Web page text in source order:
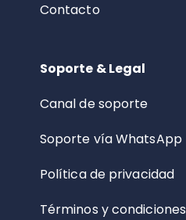
Contacto
Soporte & Legal
Canal de soporte
Soporte vía WhatsApp
Política de privacidad
Términos y condiciones